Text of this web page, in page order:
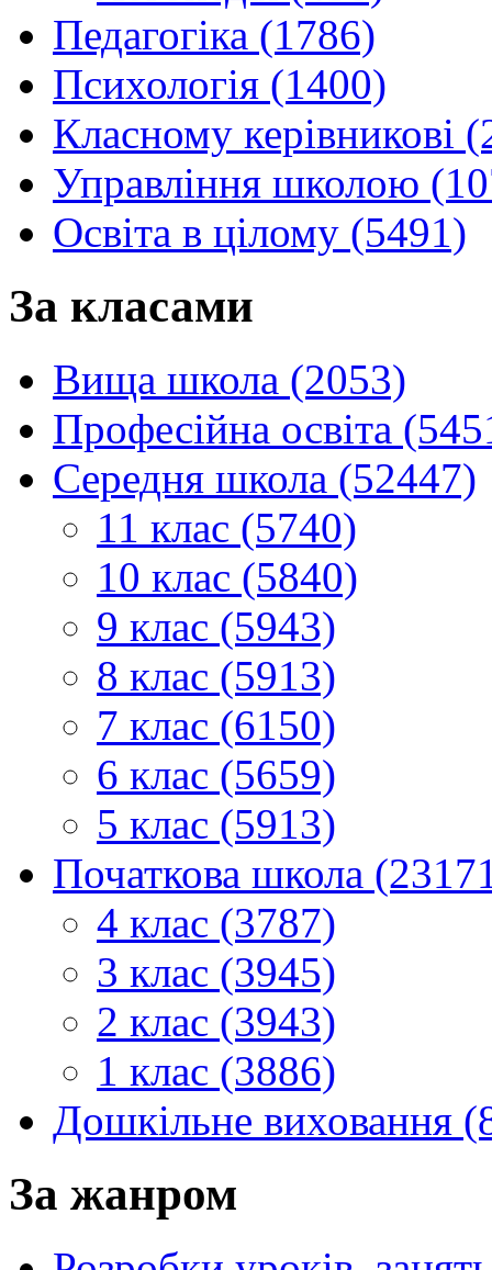
Педагогіка (1786)
Психологія (1400)
Класному керівникові
Управління школою
Освіта в цілому (5491)
За класами
Вища школа (2053)
Професійна освіта
Середня школа (52447)
11 клас (5740)
10 клас (5840)
9 клас (5943)
8 клас (5913)
7 клас (6150)
6 клас (5659)
5 клас (5913)
Початкова школа
4 клас (3787)
3 клас (3945)
2 клас (3943)
1 клас (3886)
Дошкільне виховання
За жанром